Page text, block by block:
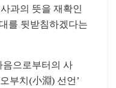
과의 뜻을 재확인
를 뒷받침하겠다는
음으로부터의 사
부치(小淵) 선언’